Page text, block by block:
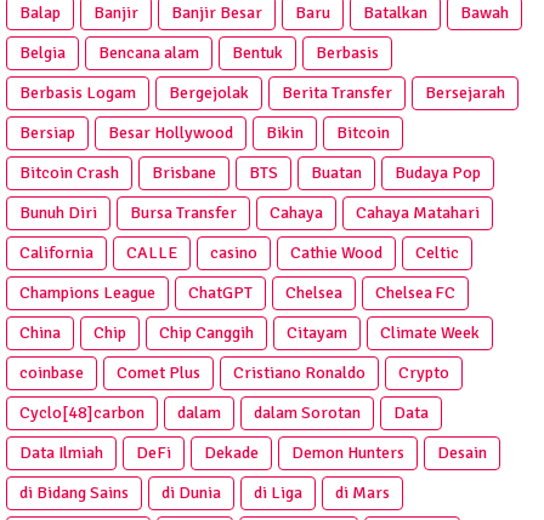
Balap
Banjir Banjir Besar Baru Batalkan
Bawah
Belgia
Bencana alam Bentuk
Berbasis
Berbasis Logam
Bergejolak Berita Transfer
Bersejarah
Bersiap
Besar Hollywood Bikin
Bitcoin
Bitcoin Crash
Brisbane BTS Buatan
Budaya Pop
Bunuh Diri
Bursa Transfer Cahaya
Cahaya Matahari
California
CALLE casino Cathie Wood
Celtic
Champions League
ChatGPT Chelsea
Chelsea FC
China
Chip Chip Canggih Citayam
Climate Week
coinbase
Comet Plus Cristiano Ronaldo
Crypto
Cyclo[48]carbon
dalam dalam Sorotan
Data
Data Ilmiah
DeFi Dekade Demon Hunters
Desain
di Bidang Sains
di Dunia di Liga
di Mars